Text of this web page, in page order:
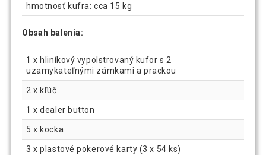
hmotnosť kufra: cca 15 kg
Obsah balenia:
1 x hliníkový vypolstrovaný kufor s 2
uzamykateľnými zámkami a prackou
2 x kľúč
1 x dealer button
5 x kocka
3 x plastové pokerové karty (3 x 54 ks)